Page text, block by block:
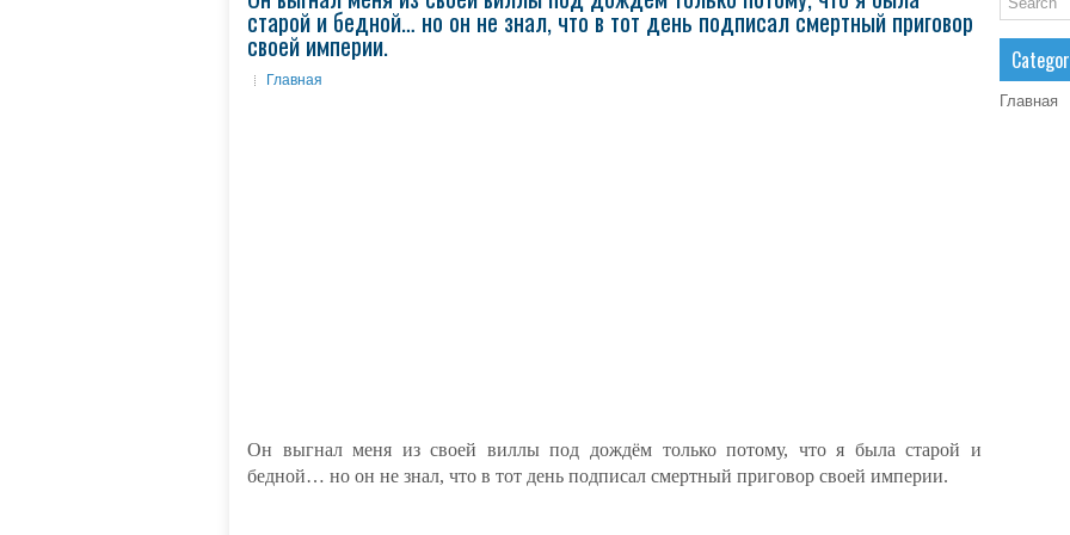
старой и бедной… но он не знал, что в тот день подписал смертный приговор
своей империи.
Главная
Он выгнал меня из своей виллы под дождём только потому, что я была старой и
бедной… но он не знал, что в тот день подписал смертный приговор своей империи.
Главная